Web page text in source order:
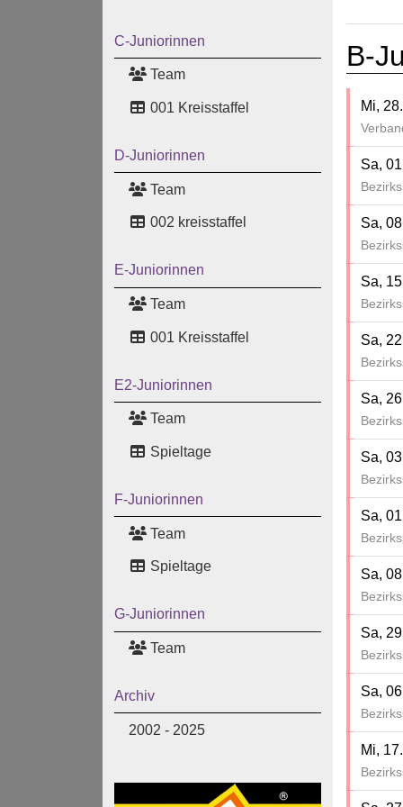
C-Juniorinnen
Team
001 Kreisstaffel
D-Juniorinnen
Team
002 kreisstaffel
E-Juniorinnen
Team
001 Kreisstaffel
E2-Juniorinnen
Team
Spieltage
F-Juniorinnen
Team
Spieltage
G-Juniorinnen
Team
Archiv
2002 - 2025
B-
Mi,
Sa,
Sa,
Sa,
Sa,
Sa,
Sa,
Sa,
Sa,
Sa,
Sa,
Mi,